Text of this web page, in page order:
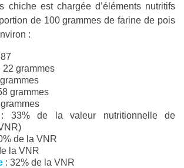
chiche est chargée d’éléments nutritifs
de 100 grammes de farine de pois
:
22 grammes
grammes
33% de la valeur nutritionnelle de
de la VNR
la VNR
: 32% de la VNR